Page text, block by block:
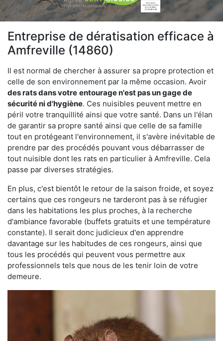
Entreprise de dératisation efficace à
Amfreville (14860)
Il est normal de chercher à assurer sa propre protection et
celle de son environnement par la même occasion. Avoir
des rats dans votre entourage n'est pas un gage de
sécurité ni d'hygiène. Ces nuisibles peuvent mettre en
péril votre tranquillité ainsi que votre santé. Dans un l'élan
de garantir sa propre santé ainsi que celle de sa famille
tout en protégeant l'environnement, il s'avère inévitable de
prendre par des procédés pouvant vous débarrasser de
tout nuisible dont les rats en particulier à Amfreville. Cela
passe par diverses stratégies.
En plus, c'est bientôt le retour de la saison froide, et soyez
certains que ces rongeurs ne tarderont pas à se réfugier
dans les habitations les plus proches, à la recherche
d'ambiance favorable (buffets gratuits et une température
constante). Il serait donc judicieux d'en apprendre
davantage sur les habitudes de ces rongeurs, ainsi que
tous les procédés qui peuvent vous permettre aux
professionnels tels que nous de les tenir loin de votre
demeure.